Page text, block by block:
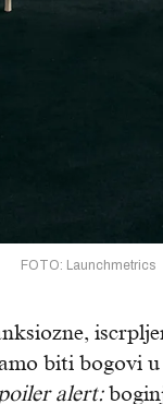
FOTO: Launchmetrics
biti bogovi
alert: